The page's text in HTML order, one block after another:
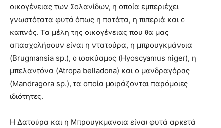
οικογένειας των Σολανίδων, η οποία εμπεριέχει
γνωστότατα φυτά όπως η πατάτα, η πιπεριά και ο
καπνός. Τα μέλη της οικογένειας που θα μας
απασχολήσουν είναι η ντατούρα, η μπρουγκμάνσια
(Brugmansia sp.), ο ιοσκύαμος (Hyoscyamus niger), η
μπελαντόνα (Atropa belladona) και ο μανδραγόρας
(Mandragora sp.), τα οποία μοιράζονται παρόμοιες
ιδιότητες.
Η Δατούρα και η Μπρουγκμάνσια είναι φυτά αρκετά